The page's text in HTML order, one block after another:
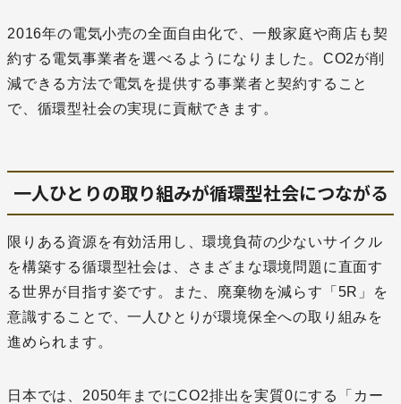
2016年の電気小売の全面自由化で、一般家庭や商店も契
約する電気事業者を選べるようになりました。CO2が削
減できる方法で電気を提供する事業者と契約すること
で、循環型社会の実現に貢献できます。
一人ひとりの取り組みが循環型社会につながる
限りある資源を有効活用し、環境負荷の少ないサイクル
を構築する循環型社会は、さまざまな環境問題に直面す
る世界が目指す姿です。また、廃棄物を減らす「5R」を
意識することで、一人ひとりが環境保全への取り組みを
進められます。
日本では、2050年までにCO2排出を実質0にする「カー